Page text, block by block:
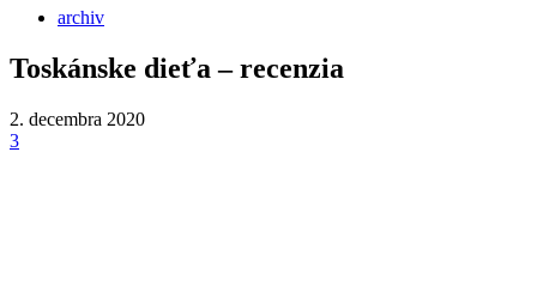
archiv
Toskánske dieťa – recenzia
2. decembra 2020
3